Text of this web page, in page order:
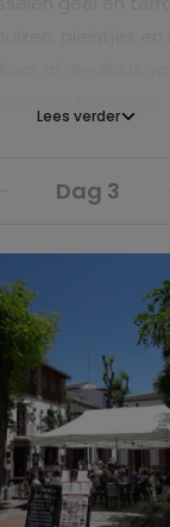
naar binnen, laat
Lees verder
Dag 3